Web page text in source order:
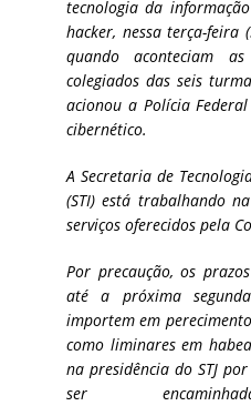
tecnologia da
hacker, nessa terça-
quando aconteciam
colegiados das seis
acionou a Polícia
cibernético.
A Secretaria de
(STI) está trabalhando
serviços oferecidos pela
Por precaução, os
até a próxima
importem em
como liminares em
na presidência do STJ
ser